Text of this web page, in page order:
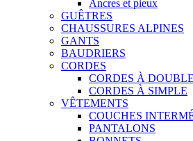
Ancres et pieux
GUÊTRES
CHAUSSURES ALPINES
GANTS
BAUDRIERS
CORDES
CORDES À
CORDES À SIMPLE
VÊTEMENTS
COUCHES
PANTALONS